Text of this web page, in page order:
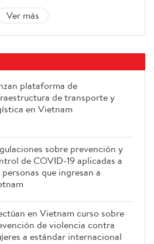
Ver más
plataforma de
de transporte y
en Vietnam
sobre prevención y
de COVID-19 aplicadas a
personas que ingresan a
en Vietnam curso sobre
de violencia contra
a estándar internacional